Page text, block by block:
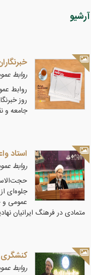
آرشیو
روابط
روابط
روز
جامعه و
استاد
روابط
جلوه‌ای
عمومی و
متمادی در فرهنگ ایرانیان
کنشگری
روابط